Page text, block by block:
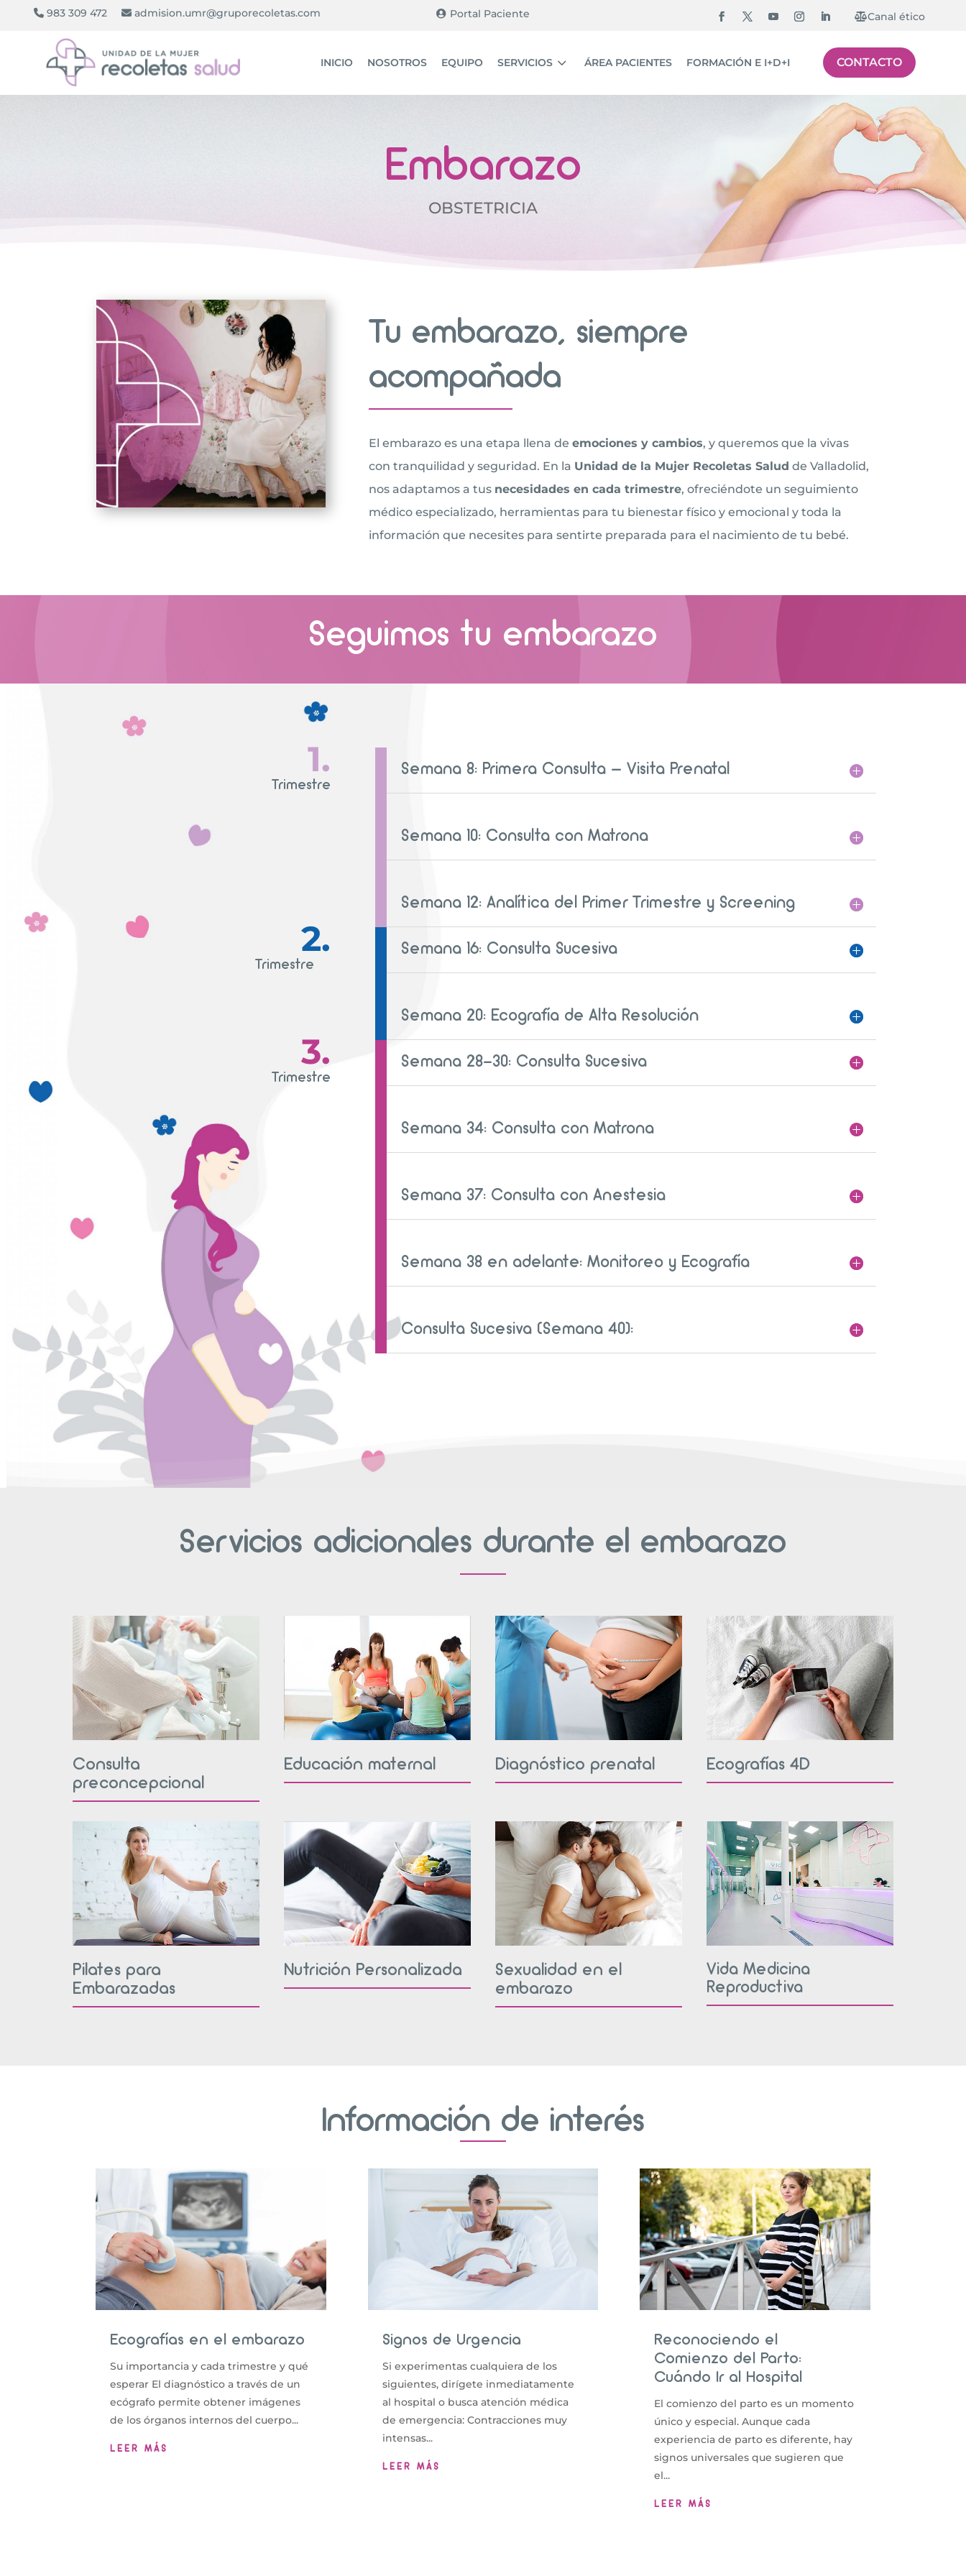
983 309 472 admision.umr@gruporecoletas.com Portal Paciente Canal ético
INICIO NOSOTROS EQUIPO SERVICIOS3 ÁREA PACIENTES FORMACIÓN E I+D+I CONTACTO
Embarazo
OBSTETRICIA
Tu embarazo, siempre
acompañada
El embarazo es una etapa llena de emociones y cambios, y queremos que la vivas
con tranquilidad y seguridad. En la Unidad de la Mujer Recoletas Salud de Valladolid,
nos adaptamos a tus necesidades en cada trimestre, ofreciéndote un seguimiento
médico especializado, herramientas para tu bienestar físico y emocional y toda la
información que necesites para sentirte preparada para el nacimiento de tu bebé.
Seguimos tu embarazo
1.
Trimestre
Semana 8: Primera Consulta – Visita Prenatal
Semana 10: Consulta con Matrona
Semana 12: Analítica del Primer Trimestre y Screening
2.
Trimestre
Semana 16: Consulta Sucesiva
Semana 20: Ecografía de Alta Resolución
3.
Trimestre
Semana 28-30: Consulta Sucesiva
Semana 34: Consulta con Matrona
Semana 37: Consulta con Anestesia
Semana 38 en adelante: Monitoreo y Ecografía
Consulta Sucesiva (Semana 40):
Servicios adicionales durante el embarazo
Consulta
preconcepcional
Educación maternal Diagnóstico prenatal Ecografías 4D
Pilates para
Embarazadas
Nutrición Personalizada
Sexualidad en el
embarazo
Vida Medicina
Reproductiva
Información de interés
Ecografías en el embarazo
Su importancia y cada trimestre y qué
esperar El diagnóstico a través de un
ecógrafo permite obtener imágenes
de los órganos internos del cuerpo...
LEER MÁS
Signos de Urgencia
Si experimentas cualquiera de los
siguientes, dirígete inmediatamente
al hospital o busca atención médica
de emergencia: Contracciones muy
intensas...
LEER MÁS
Reconociendo el
Comienzo del Parto:
Cuándo Ir al Hospital
El comienzo del parto es un momento
único y especial. Aunque cada
experiencia de parto es diferente, hay
signos universales que sugieren que
el...
LEER MÁS